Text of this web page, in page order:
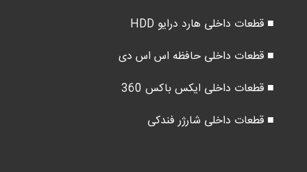
■ قطعات داخلی هارد درایو HDD
■ قطعات داخلی حافظه اس اس دی
■ قطعات داخلی ایکس باکس 360
■ قطعات داخلی شارژر فندکی